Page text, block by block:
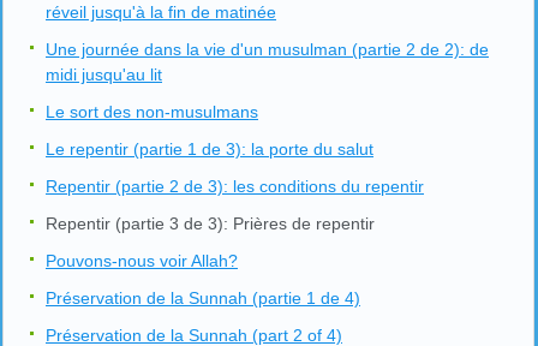
réveil jusqu'à la fin de matinée
Une journée dans la vie d'un musulman (partie 2 de 2): de
midi jusqu'au lit
Le sort des non-musulmans
Le repentir (partie 1 de 3): la porte du salut
Repentir (partie 2 de 3): les conditions du repentir
Repentir (partie 3 de 3): Prières de repentir
Pouvons-nous voir Allah?
Préservation de la Sunnah (partie 1 de 4)
Préservation de la Sunnah (part 2 of 4)